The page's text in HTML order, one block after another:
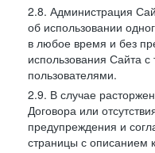
2.8. Администрация
об использовании
в любое время и без
использования Сайта
пользователями.
2.9. В случае
Договора или
предупреждения и
страницы с описанием